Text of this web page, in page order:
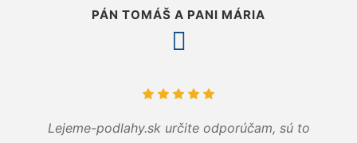
PÁN TOMÁŠ A PANI MÁRIA
Lejeme-podlahy.sk určite odporúčam, sú to